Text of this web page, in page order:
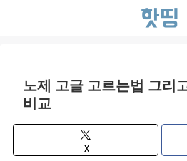
노제 고글 고르는법 그리
비교
X